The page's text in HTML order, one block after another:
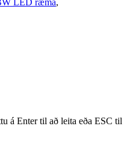
á Enter til að leita eða ESC til